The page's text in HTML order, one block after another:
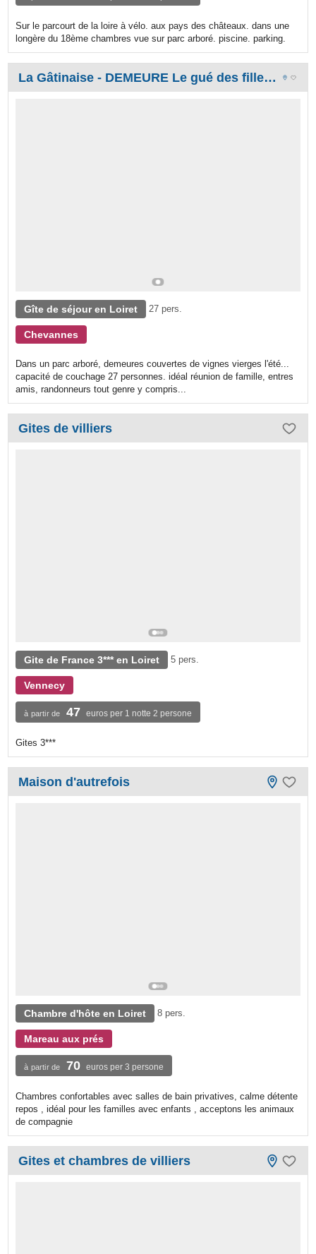
Sur le parcourt de la loire à vélo. aux pays des châteaux. dans une
longère du 18ème chambres vue sur parc arboré. piscine. parking.
La Gâtinaise - DEMEURE Le gué des filles ACCUEIL CAVALIER / séjour remise en forme
Gîte de séjour en Loiret 27 pers.
Chevannes
Dans un parc arboré, demeures couvertes de vignes vierges l'été...
capacité de couchage 27 personnes. idéal réunion de famille, entres
amis, randonneurs tout genre y compris...
Gites de villiers
Gite de France 3*** en Loiret 5 pers.
Vennecy
à partir de 47 euros per 1 notte 2 persone
Gites 3***
Maison d'autrefois
Chambre d'hôte en Loiret 8 pers.
Mareau aux prés
à partir de 70 euros per 3 persone
Chambres confortables avec salles de bain privatives, calme détente
repos , idéal pour les familles avec enfants , acceptons les animaux
de compagnie
Gites et chambres de villiers